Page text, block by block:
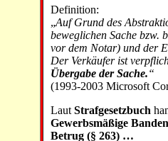
Definition:
„Auf Grund des
beweglichen Sache bzw.
vor dem Notar) und der
Der Verkäufer ist
Übergabe der Sache.“
(1993-2003 Microsoft
Laut Strafgesetzbuch
Gewerbsmäßige
Betrug (§ 263) …